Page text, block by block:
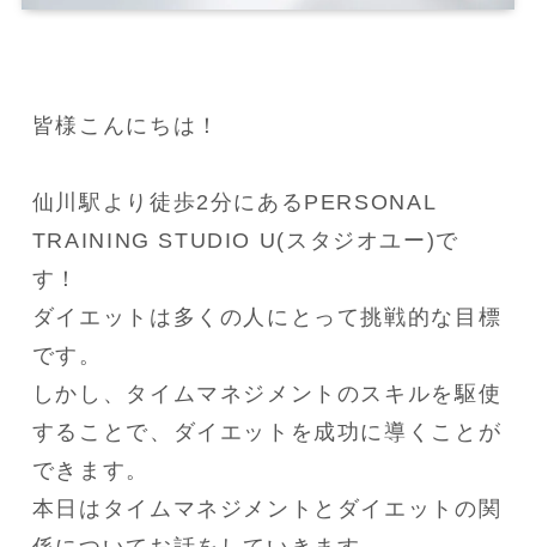
皆様こんにちは！
仙川駅より徒歩2分にあるPERSONAL
TRAINING STUDIO U(スタジオユー)で
す！
ダイエットは多くの人にとって挑戦的な目標
です。
しかし、タイムマネジメントのスキルを駆使
することで、ダイエットを成功に導くことが
できます。
本日はタイムマネジメントとダイエットの関